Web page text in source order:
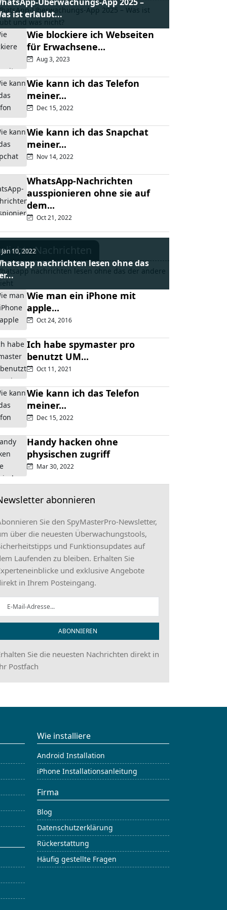
ist erlaubt...
Wie blockiere ich Webseiten
für Erwachsene...
Aug 3, 2023
Wie kann ich das Telefon
meiner...
Dec 15, 2022
Wie kann ich das Snapchat
meiner...
Nov 14, 2022
WhatsApp-Nachrichten
ausspionieren ohne sie auf
dem...
Oct 21, 2022
Nachrichten
Jan 10, 2022
nachrichten lesen ohne das
Wie man ein iPhone mit
apple...
Oct 24, 2016
Ich habe spymaster pro
benutzt UM...
Oct 11, 2021
Wie kann ich das Telefon
meiner...
Dec 15, 2022
Handy hacken ohne
physischen zugriff
Mar 30, 2022
abonnieren
Sie den SpyMasterPro-Newsletter,
über die neuesten Überwachungstools,
und Funktionsupdates auf
Laufenden zu bleiben. Erhalten Sie
und exklusive Angebote
in Ihrem Posteingang.
ABONNIEREN
Sie die neuesten Nachrichten direkt in
Postfach
Wie installiere
Android Installation
iPhone Installationsanleitung
Firma
Blog
Datenschutzerklärung
Rückerstattung
Häufig gestellte Fragen